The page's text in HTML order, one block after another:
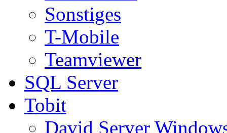
Sonstiges
T-Mobile
Teamviewer
SQL Server
Tobit
David Server